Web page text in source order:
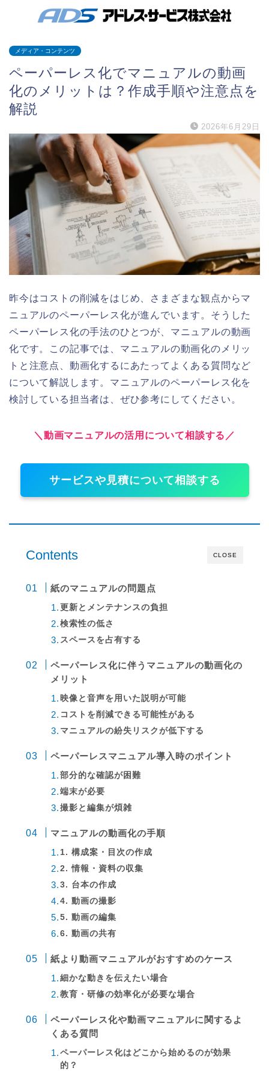
メディア・コンテンツ
ペーパーレス化でマニュアルの動画
化のメリットは？作成手順や注意点を
解説
2026年6月29日
昨今はコストの削減をはじめ、さまざまな観点からマ
ニュアルのペーパーレス化が進んでいます。そうした
ペーパーレス化の手法のひとつが、マニュアルの動画
化です。この記事では、マニュアルの動画化のメリッ
トと注意点、動画化するにあたってよくある質問など
について解説します。マニュアルのペーパーレス化を
検討している担当者は、ぜひ参考にしてください。
＼動画マニュアルの活用について相談する／
サービスや見積について相談する
CLOSE
Contents
紙のマニュアルの問題点
更新とメンテナンスの負担
検索性の低さ
スペースを占有する
ペーパーレス化に伴うマニュアルの動画化の
メリット
映像と音声を用いた説明が可能
コストを削減できる可能性がある
マニュアルの紛失リスクが低下する
ペーパーレスマニュアル導入時のポイント
部分的な確認が困難
端末が必要
撮影と編集が煩雑
マニュアルの動画化の手順
1. 構成案・目次の作成
2. 情報・資料の収集
3. 台本の作成
4. 動画の撮影
5. 動画の編集
6. 動画の共有
紙より動画マニュアルがおすすめのケース
細かな動きを伝えたい場合
教育・研修の効率化が必要な場合
ペーパーレス化や動画マニュアルに関するよ
くある質問
ペーパーレス化はどこから始めるのが効果
的？